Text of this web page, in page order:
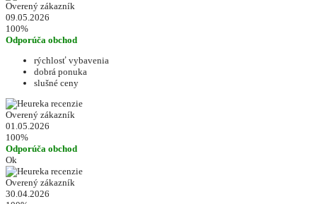
Overený zákazník
09.05.2026
100%
Odporúča obchod
rýchlosť vybavenia
dobrá ponuka
slušné ceny
Overený zákazník
01.05.2026
100%
Odporúča obchod
Ok
Overený zákazník
30.04.2026